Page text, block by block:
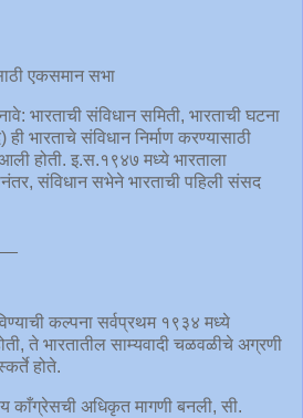
एकसमान सभा
भारताची संविधान समिती, भारताची घटना
ही भारताचे संविधान निर्माण करण्यासाठी
होती. इ.स.१९४७ मध्ये भारताला
संविधान सभेने भारताची पहिली संसद
कल्पना सर्वप्रथम १९३४ मध्ये
ते भारतातील साम्यवादी चळवळीचे अग्रणी
होते.
काँग्रेसची अधिकृत मागणी बनली, सी.